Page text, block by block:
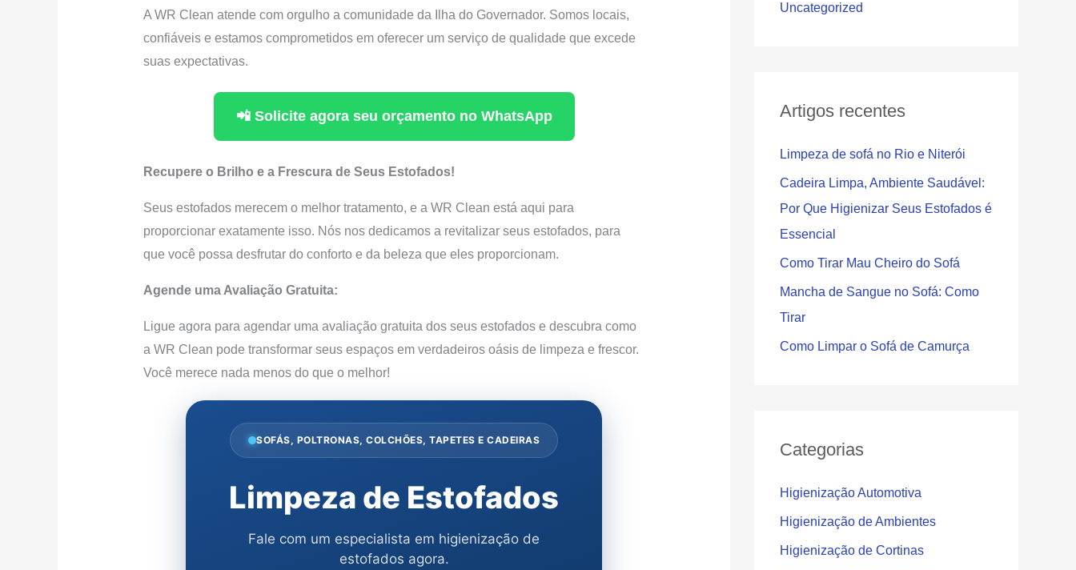
A WR Clean atende com orgulho a comunidade da Ilha do Governador. Somos locais,
confiáveis e estamos comprometidos em oferecer um serviço de qualidade que excede
suas expectativas.
📲 Solicite agora seu orçamento no WhatsApp
Recupere o Brilho e a Frescura de Seus Estofados!
Seus estofados merecem o melhor tratamento, e a WR Clean está aqui para
proporcionar exatamente isso. Nós nos dedicamos a revitalizar seus estofados, para
que você possa desfrutar do conforto e da beleza que eles proporcionam.
Agende uma Avaliação Gratuita:
Ligue agora para agendar uma avaliação gratuita dos seus estofados e descubra como
a WR Clean pode transformar seus espaços em verdadeiros oásis de limpeza e frescor.
Você merece nada menos do que o melhor!
SOFÁS, POLTRONAS, COLCHÕES, TAPETES E CADEIRAS
Limpeza de Estofados
Fale com um especialista em higienização de
estofados agora.
Uncategorized
Artigos recentes
Limpeza de sofá no Rio e Niterói
Cadeira Limpa, Ambiente Saudável:
Por Que Higienizar Seus Estofados é
Essencial
Como Tirar Mau Cheiro do Sofá
Mancha de Sangue no Sofá: Como
Tirar
Como Limpar o Sofá de Camurça
Categorias
Higienização Automotiva
Higienização de Ambientes
Higienização de Cortinas